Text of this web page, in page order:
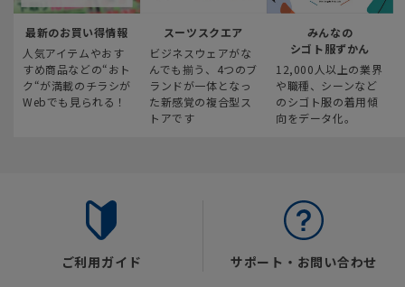
最新のお買い得情報
人気アイテムやおす
すめ商品などの“おト
ク“が満載のチラシが
Webでも見られる！
スーツスクエア
ビジネスウェアがな
んでも揃う、4つのブ
ランドが一体となっ
た新感覚の複合型ス
トアです
みんなの
シゴト服ずかん
12,000人以上の業界
や職種、シーンなど
のシゴト服の着用傾
向をデータ化。
ご利用ガイド サポート・お問い合わせ